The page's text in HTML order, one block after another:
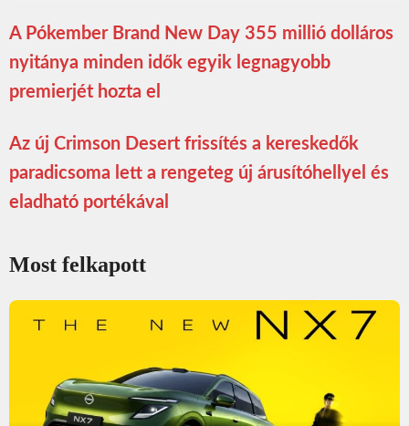
A Pókember Brand New Day 355 millió dolláros
nyitánya minden idők egyik legnagyobb
premierjét hozta el
Az új Crimson Desert frissítés a kereskedők
paradicsoma lett a rengeteg új árusítóhellyel és
eladható portékával
Most felkapott